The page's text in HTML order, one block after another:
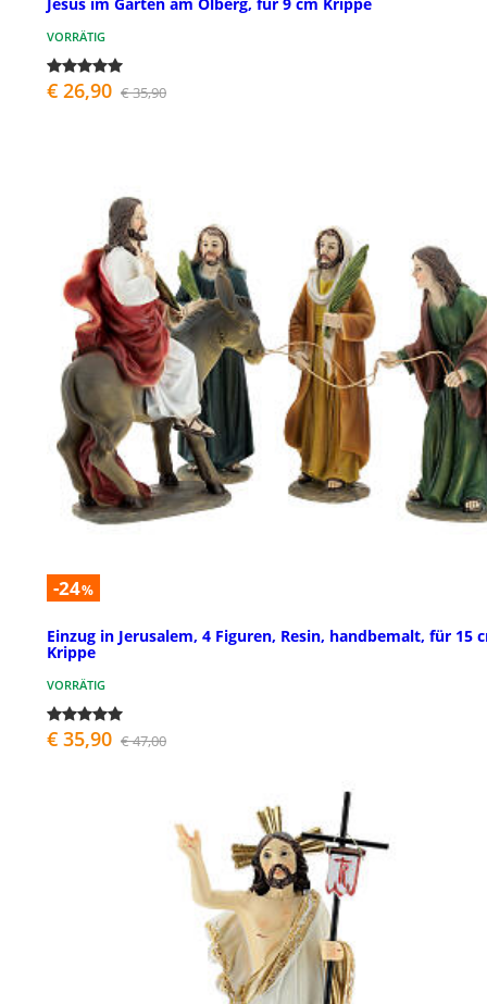
VORRÄTIG
€ 26,90 € 35,90
-24%
Einzug in Jerusalem, 4 Figuren, Resin, handbemalt, für 15
Krippe
VORRÄTIG
€ 35,90 € 47,00